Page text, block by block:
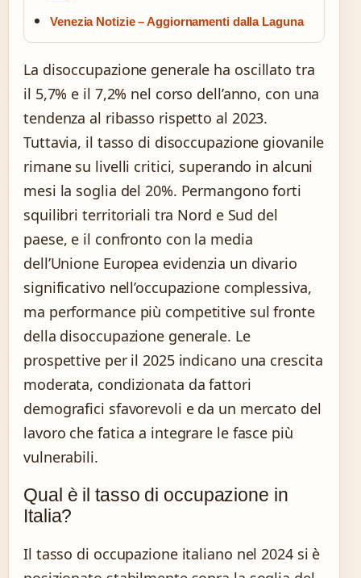
Venezia Notizie – Aggiornamenti dalla Laguna
La disoccupazione generale ha oscillato tra
il 5,7% e il 7,2% nel corso dell’anno, con una
tendenza al ribasso rispetto al 2023.
Tuttavia, il tasso di disoccupazione giovanile
rimane su livelli critici, superando in alcuni
mesi la soglia del 20%. Permangono forti
squilibri territoriali tra Nord e Sud del
paese, e il confronto con la media
dell’Unione Europea evidenzia un divario
significativo nell’occupazione complessiva,
ma performance più competitive sul fronte
della disoccupazione generale. Le
prospettive per il 2025 indicano una crescita
moderata, condizionata da fattori
demografici sfavorevoli e da un mercato del
lavoro che fatica a integrare le fasce più
vulnerabili.
Qual è il tasso di occupazione in
Italia?
Il tasso di occupazione italiano nel 2024 si è